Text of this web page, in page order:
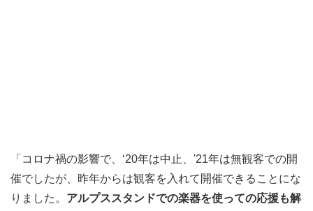
「コロナ禍の影響で、‘20年は中止、'21年は無観客での開
催でしたが、昨年からは観客を入れて開催できることにな
りました。 アルプススタンドでの楽器を使っての応援も解